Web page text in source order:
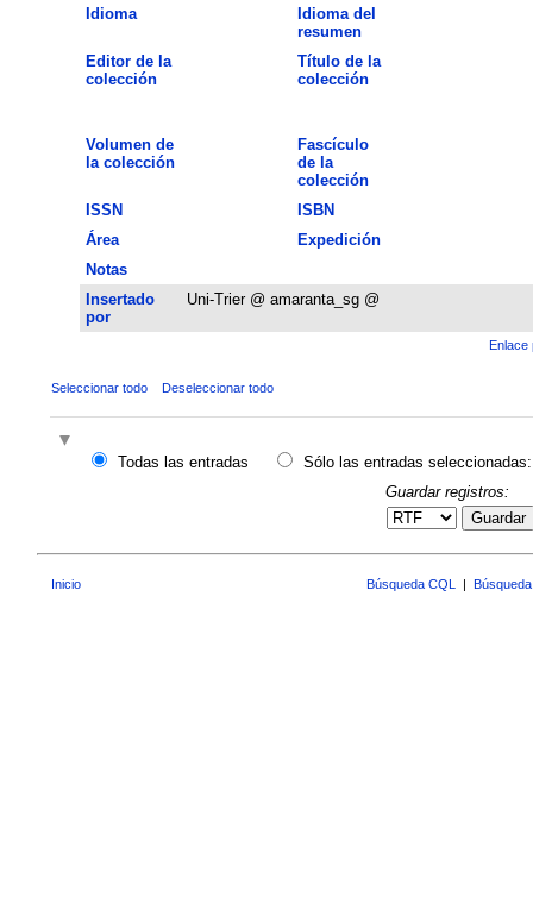
Idioma
Idioma del
resumen
Editor de la
colección
Título de la
colección
Volumen de
la colección
Fascículo
de la
colección
ISSN
ISBN
Área
Expedición
Notas
Insertado
por
Uni-Trier @ amaranta_sg @
Enlace
Seleccionar todo Deseleccionar todo
Todas las entradas
Sólo las entradas seleccionadas:
Guardar registros:
Guardar
Inicio Búsqueda CQL